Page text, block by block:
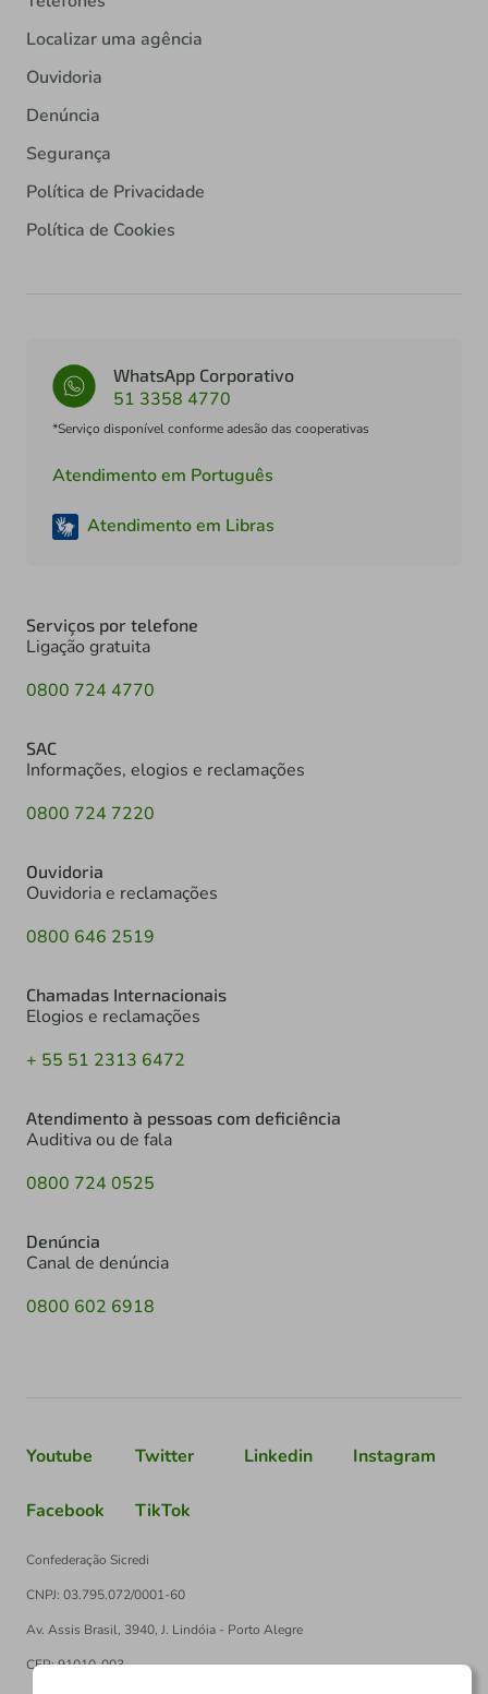
Localizar uma agência
Ouvidoria
Denúncia
Segurança
Política de Privacidade
Política de Cookies
WhatsApp Corporativo
51 3358 4770
*Serviço disponível conforme adesão das cooperativas
Atendimento em Português
Atendimento em Libras
Serviços por telefone
Ligação gratuita
0800 724 4770
SAC
Informações, elogios e reclamações
0800 724 7220
Ouvidoria
Ouvidoria e reclamações
0800 646 2519
Chamadas Internacionais
Elogios e reclamações
+ 55 51 2313 6472
Atendimento à pessoas com deficiência
Auditiva ou de fala
0800 724 0525
Denúncia
Canal de denúncia
0800 602 6918
Youtube Twitter Linkedin Instagram
Facebook TikTok
Confederação Sicredi
CNPJ: 03.795.072/0001-60
Av. Assis Brasil, 3940, J. Lindóia - Porto Alegre
CEP: 91010-003